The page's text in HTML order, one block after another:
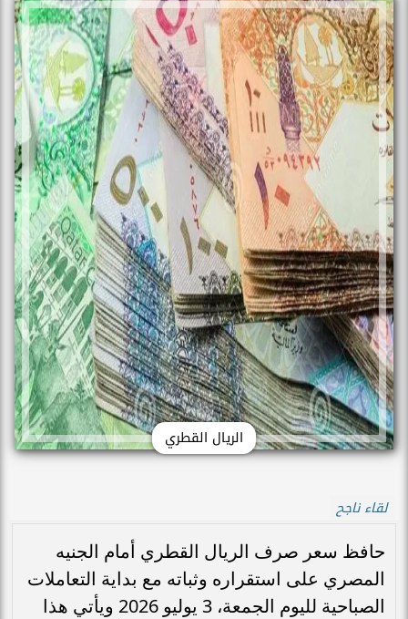
الريال القطري
لقاء ناجح
حافظ سعر صرف الريال القطري أمام الجنيه
المصري على استقراره وثباته مع بداية التعاملات
الصباحية لليوم الجمعة، 3 يوليو 2026 ويأتي هذا